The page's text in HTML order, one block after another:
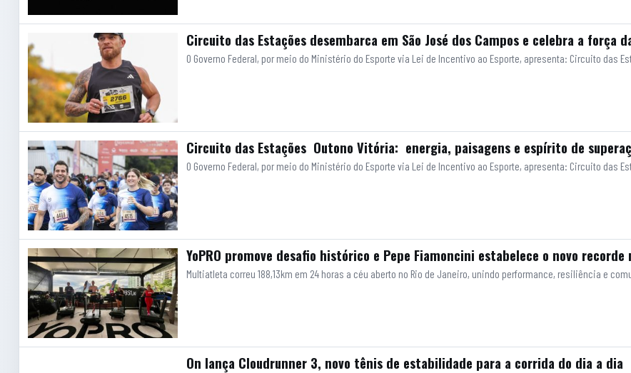
Circuito das Estações desembarca em São José dos Campos e celebra a força
O Governo Federal, por meio do Ministério do Esporte via Lei de Incentivo ao Esporte, apresenta: Circuito das
Circuito das Estações Outono Vitória: energia, paisagens e espírito de
O Governo Federal, por meio do Ministério do Esporte via Lei de Incentivo ao Esporte, apresenta: Circuito das
YoPRO promove desafio histórico e Pepe Fiamoncini estabelece o novo
Multiatleta correu 188,13km em 24 horas a céu aberto no Rio de Janeiro, unindo performance, resiliência e
On lança Cloudrunner 3, novo tênis de estabilidade para a corrida do dia a dia